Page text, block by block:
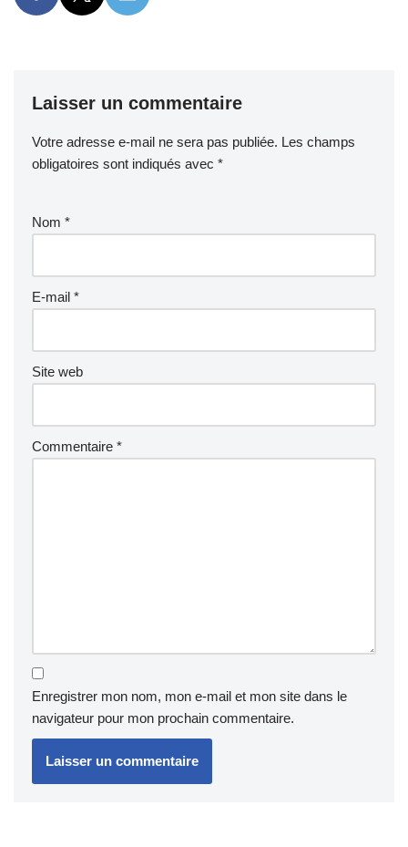
Laisser un commentaire
Votre adresse e-mail ne sera pas publiée. Les champs
obligatoires sont indiqués avec *
Nom *
E-mail *
Site web
Commentaire *
Enregistrer mon nom, mon e-mail et mon site dans le
navigateur pour mon prochain commentaire.